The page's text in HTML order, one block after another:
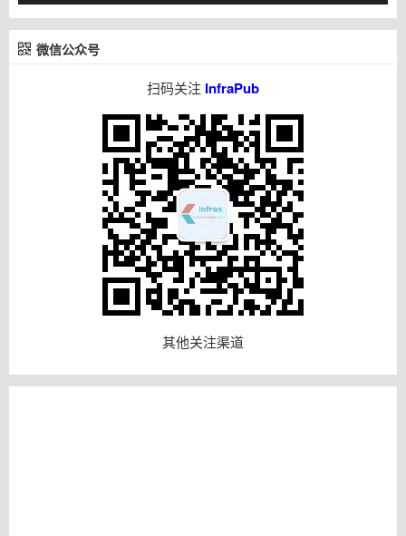
微信公众号
扫码关注 InfraPub
其他关注渠道